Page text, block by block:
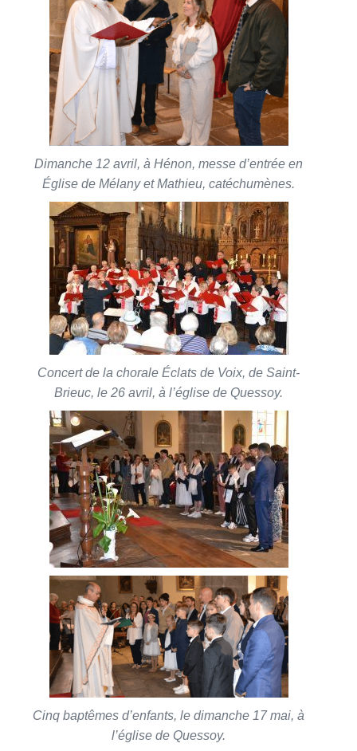
Dimanche 12 avril, à Hénon, messe d’entrée en
Église de Mélany et Mathieu, catéchumènes.
Concert de la chorale Éclats de Voix, de Saint-
Brieuc, le 26 avril, à l’église de Quessoy.
Cinq baptêmes d’enfants, le dimanche 17 mai, à
l’église de Quessoy.
Trouvez votre paroisse !
Baptèmes, mariage, demande de renseignement
OÙ HABITEZ VOUS ?